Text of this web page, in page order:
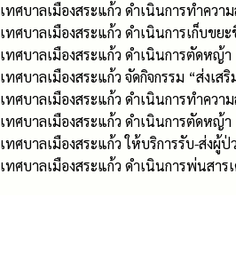
เทศบาลเมืองสระแก้ว ดำเนินการทำควา
เทศบาลเมืองสระแก้ว ดำเนินการเก็บขย
เทศบาลเมืองสระแก้ว ดำเนินการตัดหญ้า
เทศบาลเมืองสระแก้ว จัดกิจกรรม “ส่งเ
เทศบาลเมืองสระแก้ว ดำเนินการทำควา
เทศบาลเมืองสระแก้ว ดำเนินการตัดหญ้า
เทศบาลเมืองสระแก้ว ให้บริการรับ-ส่งผู้ป่
เทศบาลเมืองสระแก้ว ดำเนินการพ่นสา